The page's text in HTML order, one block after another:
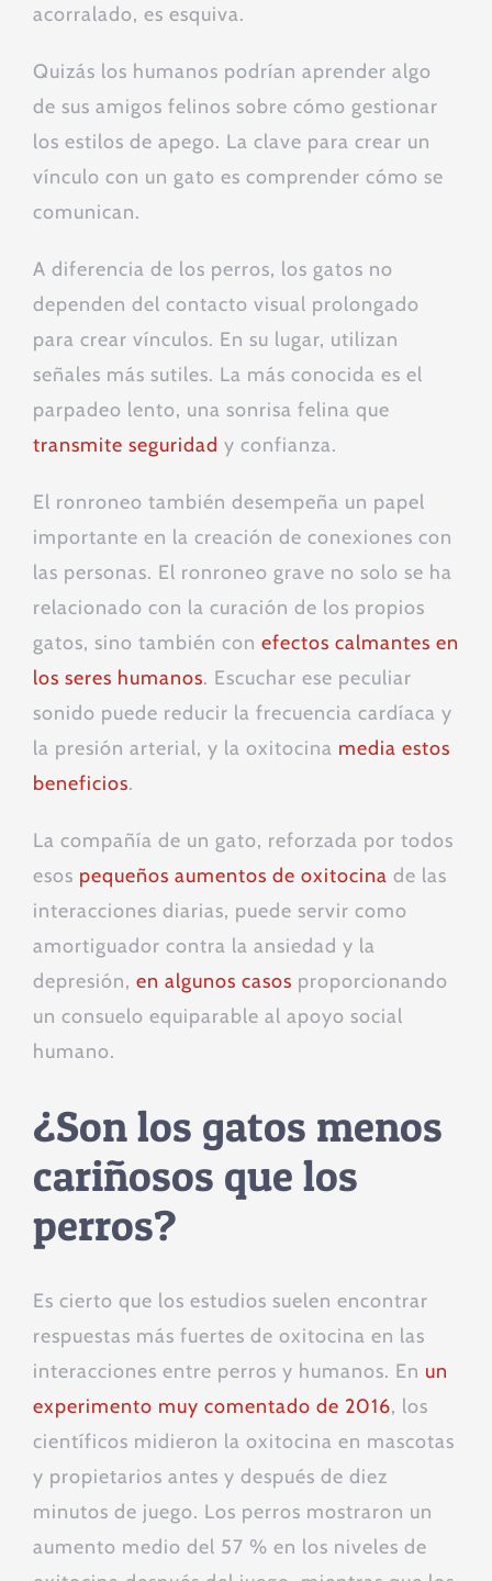
acorralado, es esquiva.
Quizás los humanos podrían aprender algo
de sus amigos felinos sobre cómo gestionar
los estilos de apego. La clave para crear un
vínculo con un gato es comprender cómo se
comunican.
A diferencia de los perros, los gatos no
dependen del contacto visual prolongado
para crear vínculos. En su lugar, utilizan
señales más sutiles. La más conocida es el
parpadeo lento, una sonrisa felina que
transmite seguridad y confianza.
El ronroneo también desempeña un papel
importante en la creación de conexiones con
las personas. El ronroneo grave no solo se ha
relacionado con la curación de los propios
gatos, sino también con efectos calmantes en
los seres humanos. Escuchar ese peculiar
sonido puede reducir la frecuencia cardíaca y
la presión arterial, y la oxitocina media estos
beneficios.
La compañía de un gato, reforzada por todos
esos pequeños aumentos de oxitocina de las
interacciones diarias, puede servir como
amortiguador contra la ansiedad y la
depresión, en algunos casos proporcionando
un consuelo equiparable al apoyo social
humano.
¿Son los gatos menos
cariñosos que los
perros?
Es cierto que los estudios suelen encontrar
respuestas más fuertes de oxitocina en las
interacciones entre perros y humanos. En un
experimento muy comentado de 2016, los
científicos midieron la oxitocina en mascotas
y propietarios antes y después de diez
minutos de juego. Los perros mostraron un
aumento medio del 57 % en los niveles de